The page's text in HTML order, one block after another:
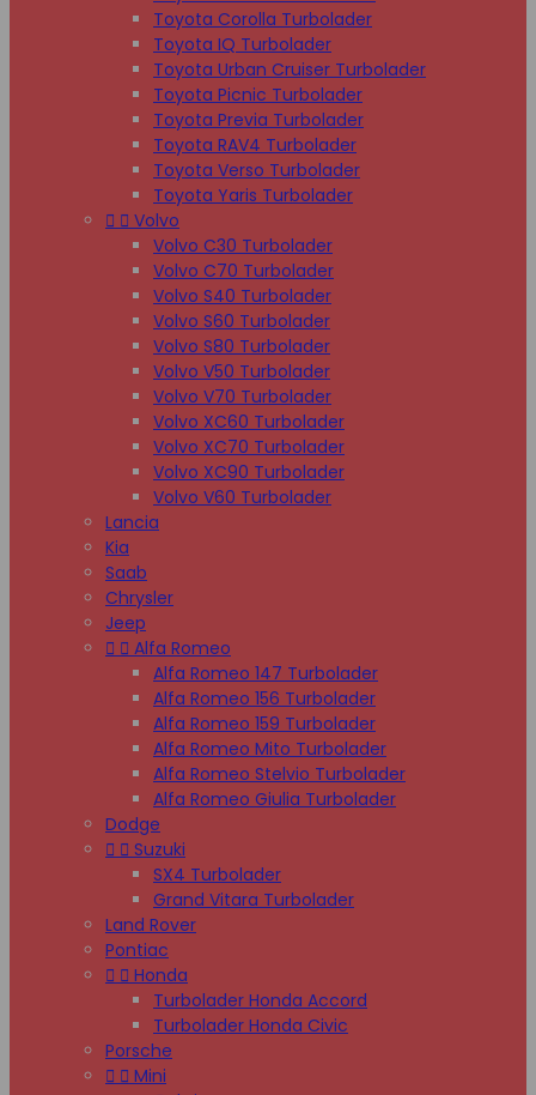
Toyota Corolla Turbolader
Toyota IQ Turbolader
Toyota Urban Cruiser Turbolader
Toyota Picnic Turbolader
Toyota Previa Turbolader
Toyota RAV4 Turbolader
Toyota Verso Turbolader
Toyota Yaris Turbolader
  Volvo
Volvo C30 Turbolader
Volvo C70 Turbolader
Volvo S40 Turbolader
Volvo S60 Turbolader
Volvo S80 Turbolader
Volvo V50 Turbolader
Volvo V70 Turbolader
Volvo XC60 Turbolader
Volvo XC70 Turbolader
Volvo XC90 Turbolader
Volvo V60 Turbolader
Lancia
Kia
Saab
Chrysler
Jeep
  Alfa Romeo
Alfa Romeo 147 Turbolader
Alfa Romeo 156 Turbolader
Alfa Romeo 159 Turbolader
Alfa Romeo Mito Turbolader
Alfa Romeo Stelvio Turbolader
Alfa Romeo Giulia Turbolader
Dodge
  Suzuki
SX4 Turbolader
Grand Vitara Turbolader
Land Rover
Pontiac
  Honda
Turbolader Honda Accord
Turbolader Honda Civic
Porsche
  Mini